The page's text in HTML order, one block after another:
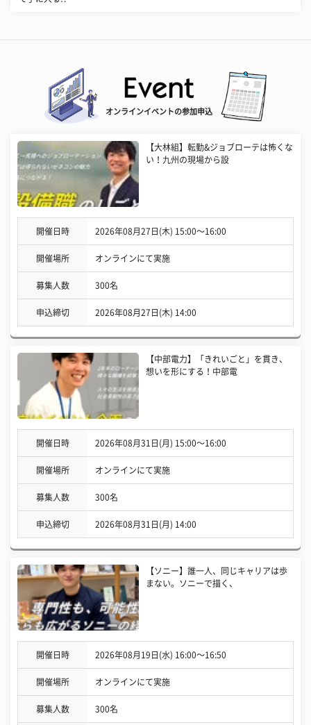
オンラインイベントの参加申込
【大林組】転勤&ジョブローテは怖くな
い！九州の現場から設
開催日時 2026年08月27日(木) 15:00〜16:00
開催場所 オンラインにて実施
募集人数 300名
申込締切 2026年08月27日(木) 14:00
【中部電力】「きれいごと」を貫き、
想いを形にする！中部電
開催日時 2026年08月31日(月) 15:00〜16:00
開催場所 オンラインにて実施
募集人数 300名
申込締切 2026年08月31日(月) 14:00
【ソニー】誰一人、同じキャリアは歩
まない。ソニーで描く、
開催日時 2026年08月19日(水) 16:00〜16:50
開催場所 オンラインにて実施
募集人数 300名